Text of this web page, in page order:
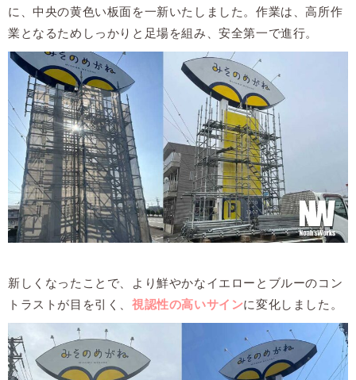
に、中央の黄色い板面を一新いたしました。作業は、高所作
業となるためしっかりと足場を組み、安全第一で進行。
新しくなったことで、より鮮やかなイエローとブルーのコン
トラストが目を引く、 視認性の高いサインに変化しました。